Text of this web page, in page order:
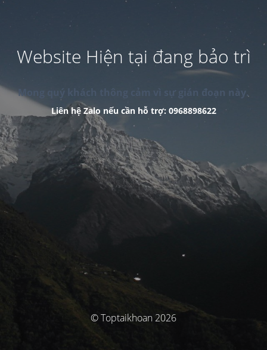
Website Hiện tại đang bảo trì
Mong quý khách thông cảm vì sự gián đoạn này.
Liên hệ Zalo nếu cần hỗ trợ: 0968898622
© Toptaikhoan 2026